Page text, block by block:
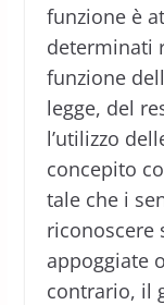
funzione è
determinati
funzione
legge, del
l’utilizzo
concepito
tale che i
riconoscere
appoggiate
contrario, il